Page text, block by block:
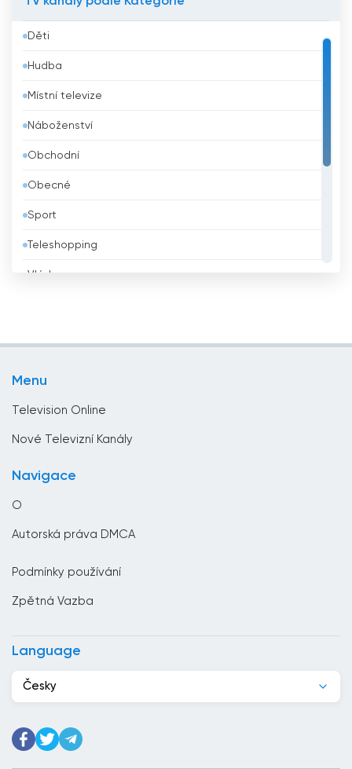
Bangladéš
Barbados
Belgie
Belize
Bělorusko
Benin
Bhútán
Bolívie
Čínská republika
Ekvádor
Děti
Hudba
Místní televize
Náboženství
Obchodní
Obecné
Sport
Teleshopping
Vláda
Menu
Television Online
Nové Televizní Kanály
Navigace
O
Autorská práva DMCA
Podmínky používání
Zpětná Vazba
Language
Česky